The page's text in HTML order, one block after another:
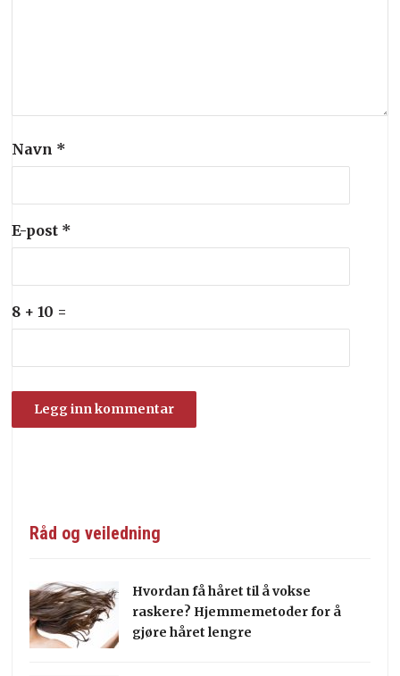
Navn *
E-post *
8 + 10 =
Råd og veiledning
Hvordan få håret til å vokse
raskere? Hjemmemetoder for å
gjøre håret lengre